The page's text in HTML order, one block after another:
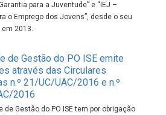
para a Juventude” e “IEJ –
o Emprego dos Jovens”, desde o seu
em 2013.
de Gestão do PO ISE emite
através das Circulares
n.º 21/UC/UAC/2016 e n.º
2016
de Gestão do PO ISE tem por obrigação